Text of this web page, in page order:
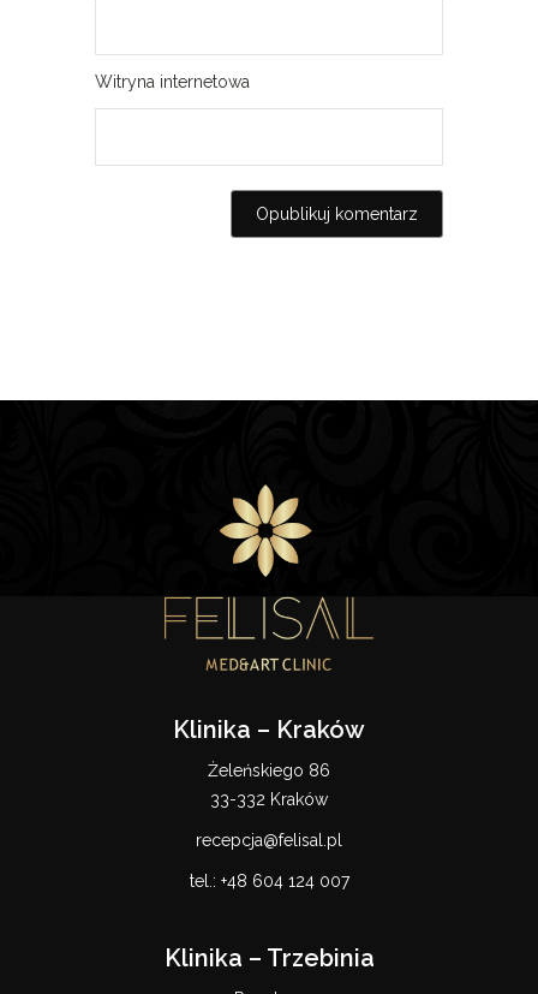
Witryna internetowa
Klinika – Kraków
Żeleńskiego 86
33-332 Kraków
recepcja@felisal.pl
tel.: +48 604 124 007
Klinika – Trzebinia